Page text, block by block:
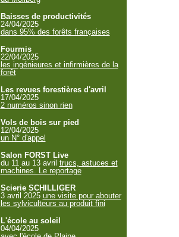
Baisses de productivités
24/04/2025
dans 95% des forêts françaises
Fourmis
22/04/2025
les ingénieures et infirmières de la
forêt
Les revues forestières d'avril
17/04/2025
2 numéros sinon rien
Vols de bois sur pied
12/04/2025
un N° d'appel
Salon FORST Live
du 11 au 13 avril trucs, astuces et
machines. Le reportage
Scierie SCHILLIGER
3 avril 2025 une visite pour abouter
les sylviculteurs au produit fini
L'école au soleil
04/04/2025